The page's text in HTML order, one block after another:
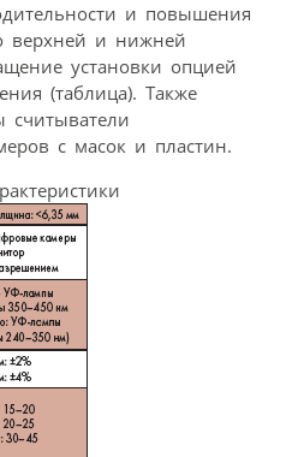
и повышения
верхней и нижней
установки опцией
(таблица). Также
считыватели
с масок и пластин.